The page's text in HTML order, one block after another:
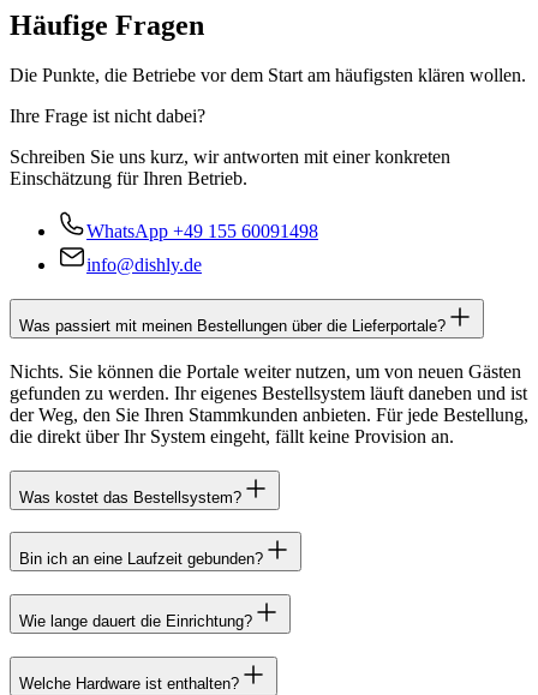
Häufige Fragen
Die Punkte, die Betriebe vor dem Start am häufigsten klären wollen.
Ihre Frage ist nicht dabei?
Schreiben Sie uns kurz, wir antworten mit einer konkreten
Einschätzung für Ihren Betrieb.
WhatsApp +49 155 60091498
info@dishly.de
Was passiert mit meinen Bestellungen über die Lieferportale?
Nichts. Sie können die Portale weiter nutzen, um von neuen Gästen
gefunden zu werden. Ihr eigenes Bestellsystem läuft daneben und ist
der Weg, den Sie Ihren Stammkunden anbieten. Für jede Bestellung,
die direkt über Ihr System eingeht, fällt keine Provision an.
Was kostet das Bestellsystem?
Bin ich an eine Laufzeit gebunden?
Wie lange dauert die Einrichtung?
Welche Hardware ist enthalten?